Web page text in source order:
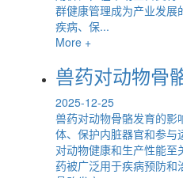
群健康管理成为产业发展
疾病、保...
More +
兽药对动物骨
2025-12-25
兽药对动物骨骼发育的影
体、保护内脏器官和参与
对动物健康和生产性能
药被广泛用于疾病预防和